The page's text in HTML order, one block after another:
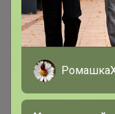
Столовая
Cuisine